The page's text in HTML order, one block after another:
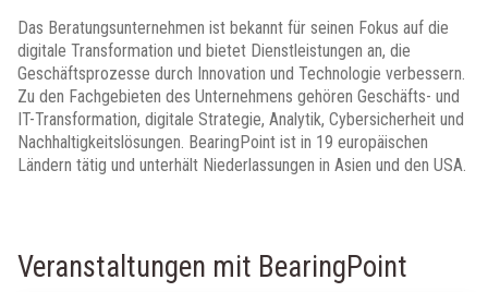
Das Beratungsunternehmen ist bekannt für seinen Fokus auf die
digitale Transformation und bietet Dienstleistungen an, die
Geschäftsprozesse durch Innovation und Technologie verbessern.
Zu den Fachgebieten des Unternehmens gehören Geschäfts- und
IT-Transformation, digitale Strategie, Analytik, Cybersicherheit und
Nachhaltigkeitslösungen. BearingPoint ist in 19 europäischen
Ländern tätig und unterhält Niederlassungen in Asien und den USA.
Veranstaltungen mit BearingPoint